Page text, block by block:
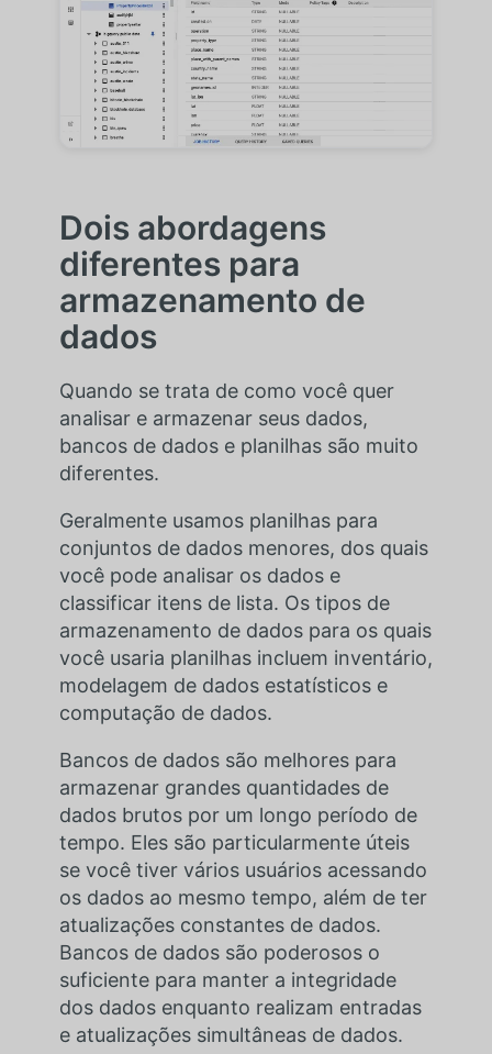
Dois abordagens
diferentes para
armazenamento de
dados
Quando se trata de como você quer
analisar e armazenar seus dados,
bancos de dados e planilhas são muito
diferentes.
Geralmente usamos planilhas para
conjuntos de dados menores, dos quais
você pode analisar os dados e
classificar itens de lista. Os tipos de
armazenamento de dados para os quais
você usaria planilhas incluem inventário,
modelagem de dados estatísticos e
computação de dados.
Bancos de dados são melhores para
armazenar grandes quantidades de
dados brutos por um longo período de
tempo. Eles são particularmente úteis
se você tiver vários usuários acessando
os dados ao mesmo tempo, além de ter
atualizações constantes de dados.
Bancos de dados são poderosos o
suficiente para manter a integridade
dos dados enquanto realizam entradas
e atualizações simultâneas de dados.